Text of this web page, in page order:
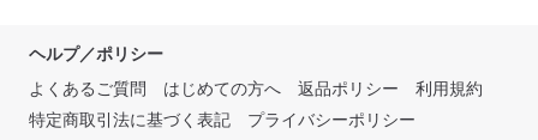
ヘルプ／ポリシー
よくあるご質問
はじめての方へ 返品ポリシー
利用規約
特定商取引法に基づく表記
プライバシーポリシー